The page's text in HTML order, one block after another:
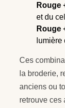
Rouge
et du
Rouge
Ces
la broderie,
anciens ou
retrouve ces